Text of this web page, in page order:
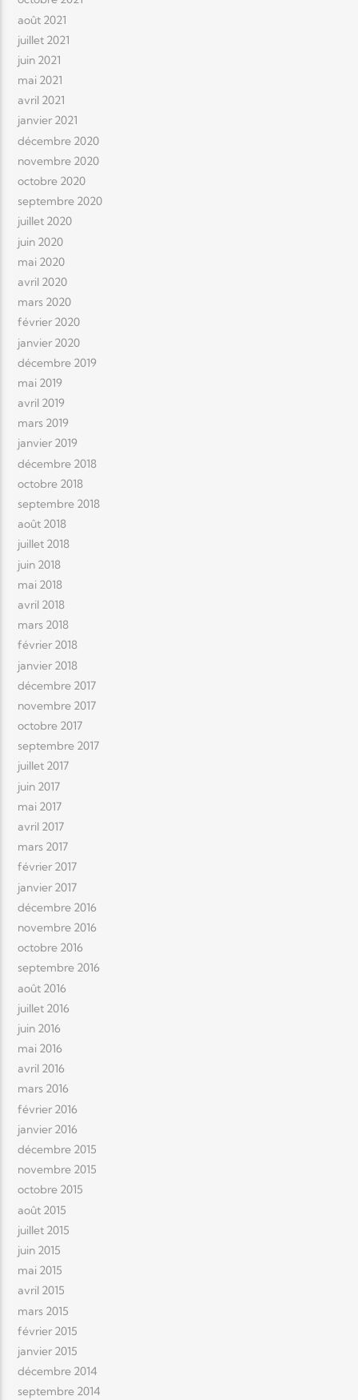
août 2021
juillet 2021
juin 2021
mai 2021
avril 2021
janvier 2021
décembre 2020
novembre 2020
octobre 2020
septembre 2020
juillet 2020
juin 2020
mai 2020
avril 2020
mars 2020
février 2020
janvier 2020
décembre 2019
mai 2019
avril 2019
mars 2019
janvier 2019
décembre 2018
octobre 2018
septembre 2018
août 2018
juillet 2018
juin 2018
mai 2018
avril 2018
mars 2018
février 2018
janvier 2018
décembre 2017
novembre 2017
octobre 2017
septembre 2017
juillet 2017
juin 2017
mai 2017
avril 2017
mars 2017
février 2017
janvier 2017
décembre 2016
novembre 2016
octobre 2016
septembre 2016
août 2016
juillet 2016
juin 2016
mai 2016
avril 2016
mars 2016
février 2016
janvier 2016
décembre 2015
novembre 2015
octobre 2015
août 2015
juillet 2015
juin 2015
mai 2015
avril 2015
mars 2015
février 2015
janvier 2015
décembre 2014
septembre 2014